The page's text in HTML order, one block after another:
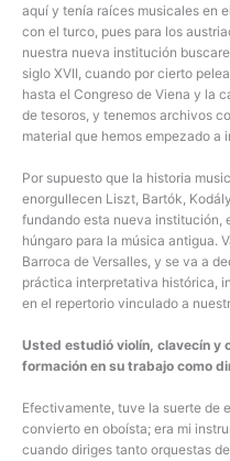
aquí y tenía raíces musicales en
con el turco, pues para los
nuestra nueva institución
siglo XVII, cuando por cierto
hasta el Congreso de Viena y la
de tesoros, y tenemos archivos
material que hemos empezado a
Por supuesto que la historia
enorgullecen Liszt, Bartók,
fundando esta nueva institución,
húngaro para la música antigua.
Barroca de Versalles, y se va a
práctica interpretativa histórica,
en el repertorio vinculado a
Usted estudió violín, clavecín y
formación en su trabajo como
Efectivamente, tuve la suerte de
convierto en oboísta; era mi
cuando diriges tanto orquestas